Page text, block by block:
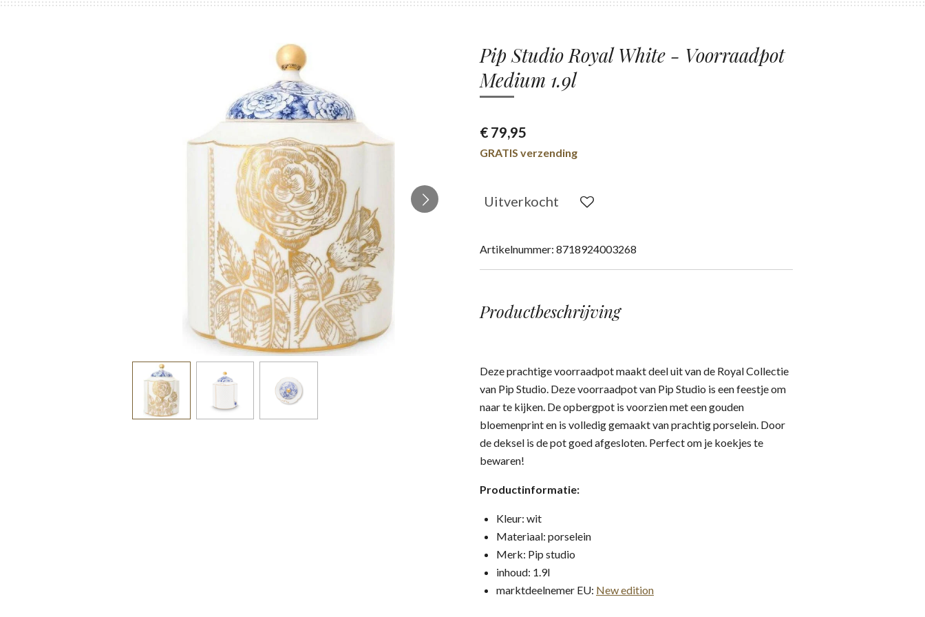
Pip Studio Royal White - Voorraadpot
Medium 1.9l
€ 79,95
GRATIS verzending
Uitverkocht
Artikelnummer: 8718924003268
Productbeschrijving
Deze prachtige voorraadpot maakt deel uit van de Royal Collectie
van Pip Studio. Deze voorraadpot van Pip Studio is een feestje om
naar te kijken. De opbergpot is voorzien met een gouden
bloemenprint en is volledig gemaakt van prachtig porselein. Door
de deksel is de pot goed afgesloten. Perfect om je koekjes te
bewaren!
Productinformatie:
Kleur: wit
Materiaal: porselein
Merk: Pip studio
inhoud: 1.9l
marktdeelnemer EU: New edition